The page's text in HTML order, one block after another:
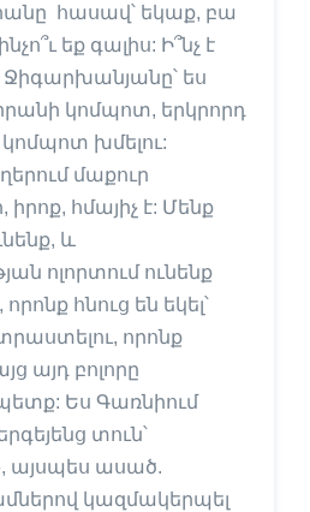
հասավ՝ եկաք, բա
եք գալիս: Ի՞նչ է
ես
կոմպոտ, երկրորդ
խմելու:
մաքուր
իրոք, հմայիչ է: Մենք
և
ոլորտում ունենք
հնուց են եկել՝
որոնք
այդ բոլորը
Ես Գառնիում
տուն՝
այսպես ասած.
կազմակերպել